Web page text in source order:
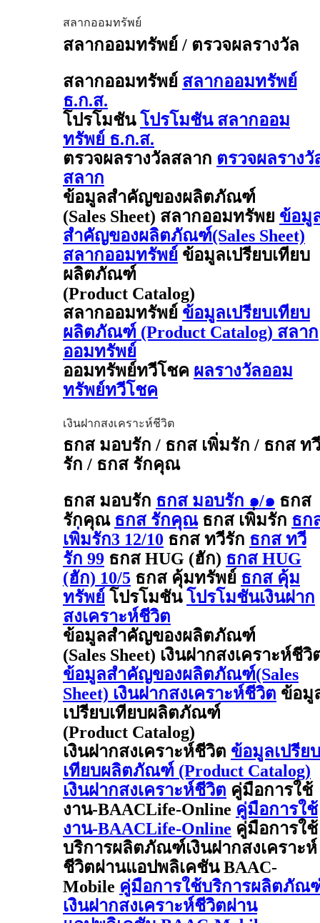
สลากออมทรัพย์
สลากออมทรัพย์ / ตรวจผลรางวัล
สลากออมทรัพย์ สลากออมทรัพย์
ธ.ก.ส.
โปรโมชัน โปรโมชัน สลากออม
ทรัพย์ ธ.ก.ส.
ตรวจผลรางวัลสลาก ตรวจผลรางวั
สลาก
ข้อมูลสำคัญของผลิตภัณฑ์
(Sales Sheet) สลากออมทรัพย ข้อมู
สำคัญของผลิตภัณฑ์(Sales Sheet)
สลากออมทรัพย์ ข้อมูลเปรียบเทียบ
ผลิตภัณฑ์
(Product Catalog)
สลากออมทรัพย์ ข้อมูลเปรียบเทียบ
ผลิตภัณฑ์ (Product Catalog) สลาก
ออมทรัพย์
ออมทรัพย์ทวีโชค ผลรางวัลออม
ทรัพย์ทวีโชค
เงินฝากสงเคราะห์ชีวิต
ธกส มอบรัก / ธกส เพิ่มรัก / ธกส ทวี
รัก / ธกส รักคุณ
ธกส มอบรัก ธกส มอบรัก ๑/๑ ธกส
รักคุณ ธกส รักคุณ ธกส เพิ่มรัก ธก
เพิ่มรัก3 12/10 ธกส ทวีรัก ธกส ทวี
รัก 99 ธกส HUG (ฮัก) ธกส HUG
(ฮัก) 10/5 ธกส คุ้มทรัพย์ ธกส คุ้ม
ทรัพย์ โปรโมชัน โปรโมชันเงินฝาก
สงเคราะห์ชีวิต
ข้อมูลสำคัญของผลิตภัณฑ์
(Sales Sheet) เงินฝากสงเคราะห์ชีวิ
ข้อมูลสำคัญของผลิตภัณฑ์(Sales
Sheet) เงินฝากสงเคราะห์ชีวิต ข้อมู
เปรียบเทียบผลิตภัณฑ์
(Product Catalog)
เงินฝากสงเคราะห์ชีวิต ข้อมูลเปรียบ
เทียบผลิตภัณฑ์ (Product Catalog)
เงินฝากสงเคราะห์ชีวิต คู่มือการใช้
งาน-BAACLife-Online คู่มือการใช้
งาน-BAACLife-Online คู่มือการใช้
บริการผลิตภัณฑ์เงินฝากสงเคราะห์
ชีวิตผ่านแอปพลิเคชัน BAAC-
Mobile คู่มือการใช้บริการผลิตภัณ
เงินฝากสงเคราะห์ชีวิตผ่าน